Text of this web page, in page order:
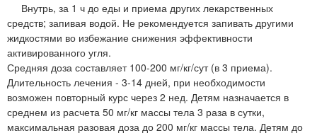
Внутрь, за 1 ч до еды и приема других лекарственных
средств; запивая водой. Не рекомендуется запивать другими
жидкостями во избежание снижения эффективности
активированного угля.
Средняя доза составляет 100-200 мг/кг/сут (в 3 приема).
Длительность лечения - 3-14 дней, при необходимости
возможен повторный курс через 2 нед. Детям назначается в
среднем из расчета 50 мг/кг массы тела 3 раза в сутки,
максимальная разовая доза до 200 мг/кг массы тела. Детям до